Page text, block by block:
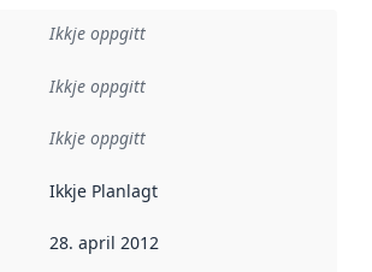
Ikkje oppgitt
:
Ikkje oppgitt
Ikkje oppgitt
:
Ikkje Planlagt
Denne datoen seier når dataa i dette
28. april 2012